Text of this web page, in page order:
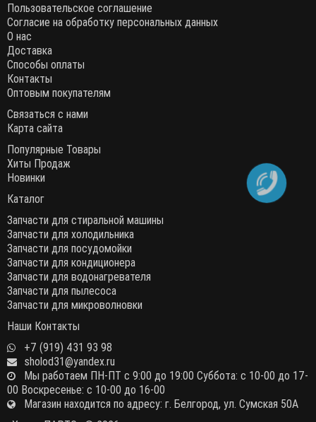
Пользовательское соглашение
Согласие на обработку персональных данных
О нас
Доставка
Способы оплаты
Контакты
Оптовым покупателям
Связаться с нами
Карта сайта
Популярные Товары
Хиты Продаж
Новинки
Каталог
Запчасти для стиральной машины
Запчасти для холодильника
Запчасти для посудомойки
Запчасти для кондиционера
Запчасти для водонагревателя
Запчасти для пылесоса
Запчасти для микроволновки
Наши Контакты
+7 (919) 431 93 98
sholod31@yandex.ru
Мы работаем ПН-ПТ с 9:00 до 19:00 Суббота: с 10-00 до 17-
00 Воскресенье: с 10-00 до 16-00
Магазин находится по адресу: г. Белгород, ул. Сумская 50А